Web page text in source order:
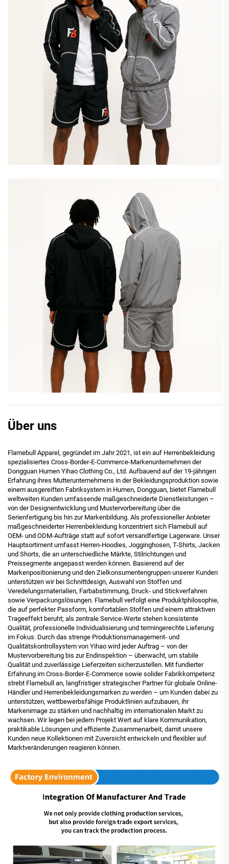
Über uns
Flamebull Apparel, gegründet im Jahr 2021, ist ein auf Herrenbekleidung
spezialisiertes Cross-Border-E-Commerce-Markenunternehmen der
Dongguan Humen Yihao Clothing Co., Ltd. Aufbauend auf der 19-jährigen
Erfahrung ihres Mutterunternehmens in der Bekleidungsproduktion sowie
einem ausgereiften Fabriksystem in Humen, Dongguan, bietet Flamebull
weltweiten Kunden umfassende maßgeschneiderte Dienstleistungen –
von der Designentwicklung und Mustervorbereitung über die
Serienfertigung bis hin zur Markenbildung. Als professioneller Anbieter
maßgeschneiderter Herrenbekleidung konzentriert sich Flamebull auf
OEM- und ODM-Aufträge statt auf sofort versandfertige Lagerware. Unser
Hauptsortiment umfasst Herren-Hoodies, Jogginghosen, T-Shirts, Jacken
und Shorts, die an unterschiedliche Märkte, Stilrichtungen und
Preissegmente angepasst werden können. Basierend auf der
Markenpositionierung und den Zielkonsumentengruppen unserer Kunden
unterstützen wir bei Schnittdesign, Auswahl von Stoffen und
Veredelungsmaterialien, Farbabstimmung, Druck- und Stickverfahren
sowie Verpackungslösungen. Flamebull verfolgt eine Produktphilosophie,
die auf perfekter Passform, komfortablen Stoffen und einem attraktiven
Trageeffekt beruht; als zentrale Service-Werte stehen konsistente
Qualität, professionelle Individualisierung und termingerechte Lieferung
im Fokus. Durch das strenge Produktionsmanagement- und
Qualitätskontrollsystem von Yihao wird jeder Auftrag – von der
Mustervorbereitung bis zur Endinspektion – überwacht, um stabile
Qualität und zuverlässige Lieferzeiten sicherzustellen. Mit fundierter
Erfahrung im Cross-Border-E-Commerce sowie solider Fabrikkompetenz
strebt Flamebull an, langfristiger strategischer Partner für globale Online-
Händler und Herrenbekleidungsmarken zu werden – um Kunden dabei zu
unterstützen, wettbewerbsfähige Produktlinien aufzubauen, ihr
Markenimage zu stärken und nachhaltig im internationalen Markt zu
wachsen. Wir legen bei jedem Projekt Wert auf klare Kommunikation,
praktikable Lösungen und effiziente Zusammenarbeit, damit unsere
Kunden neue Kollektionen mit Zuversicht entwickeln und flexibler auf
Marktveränderungen reagieren können.